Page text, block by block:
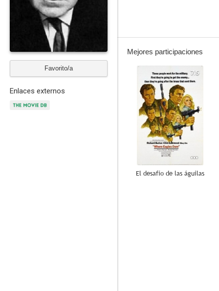
Favorito/a
Enlaces externos
Mejores participaciones
7.5
El desafío de las águilas